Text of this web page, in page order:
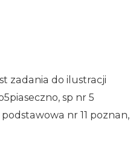
zadania do ilustracji
sp nr 5
nr 11 poznan,